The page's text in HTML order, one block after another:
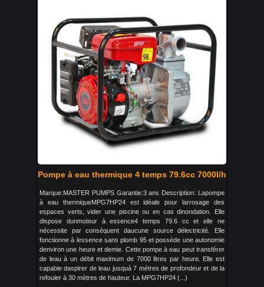
Pompe à eau thermique 4 temps 79.6cc 7000l/h
Marque:MASTER PUMPS Garantie:3 ans Description: Lapompe
à eau thermiqueMPG7HP24 est idéale pour larrosage des
espaces verts, vider une piscine ou en cas dinondation. Elle
dispose dunmoteur à essence4 temps 79.6 cc et elle ne
nécessite par conséquent daucune source délectricité. Elle
fonctionne à lessence sans plomb 95 et possède une autonomie
denviron une heure et demie. Cette pompe à eau peut transférer
de leau à un débit maximum de 7000 litres par heure. Elle est
capable daspirer de leau jusquà 7 mètres de profondeur et de la
refouler à 30 mètres de hauteur. La MPG7HP24 (...)